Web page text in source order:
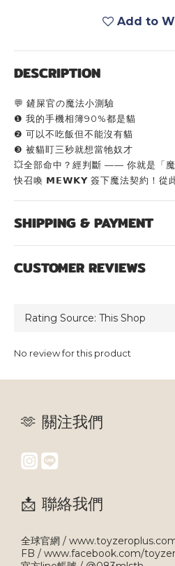
Add to
DESCRIPTION
💬 鏟屎官の魔法小測驗
❶ 我的手機相簿90%都是貓
❷ 可以不吃飯但不能沒有貓
❸ 被貓盯三秒就想當牠奴才
💥全部命中？經判斷 —— 你就是「魔
快召喚 𝗠𝗘𝗪𝗞𝗬 簽下魔法契約！從
SHIPPING & PAYMENT
CUSTOMER REVIEWS
No review for this product
🫶 關注我們
📩 聯絡我們
全球官網 /
FB / www.facebook.com/